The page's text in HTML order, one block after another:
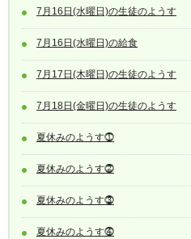
7月16日(水曜日)の生徒のようす
7月16日(水曜日)の給食
7月17日(木曜日)の生徒のようす
7月18日(金曜日)の生徒のようす
夏休みのようす⓵
夏休みのようす⓶
夏休みのようす⓷
夏休みのようす⓸